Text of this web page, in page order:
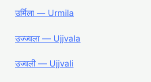
उर्मिला ― Urmila
उज्ज्वला ― Ujjvala
उज्वली ― Ujjvali